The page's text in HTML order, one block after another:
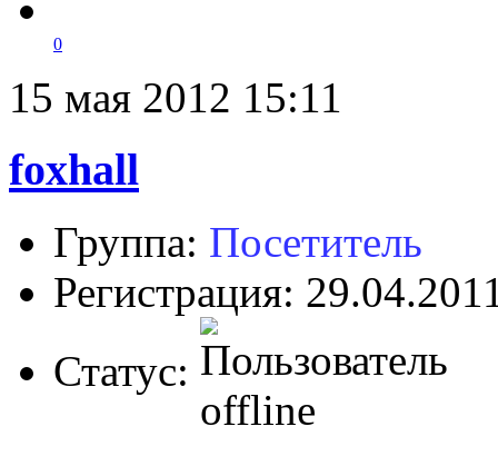
0
15 мая 2012 15:11
foxhall
Группа: Посетитель
Регистрация:
Статус: